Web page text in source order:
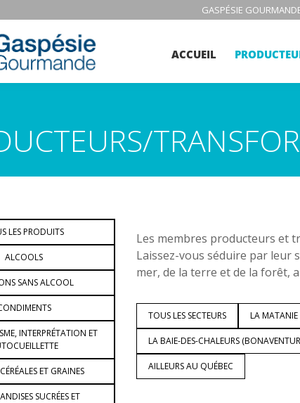
GASPÉSIE
ACCUEIL
LES PRODUITS
ALCOOLS
SANS ALCOOL
INTERPRÉTATION ET
ET GRAINES
SUCRÉES ET
Les membres producteurs et
Laissez-vous séduire par leur
mer, de la terre et de la forêt,
TOUS LES SECTEURS LA MATANIE
LA BAIE-DES-CHALEURS
AILLEURS AU QUÉBEC